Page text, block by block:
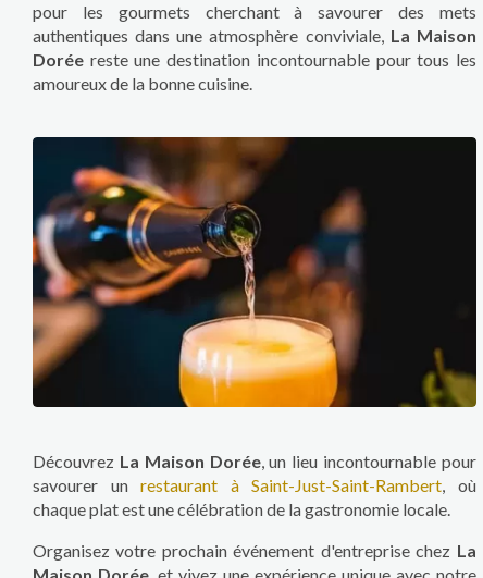
pour les gourmets cherchant à savourer des mets
authentiques dans une atmosphère conviviale, La Maison
Dorée reste une destination incontournable pour tous les
amoureux de la bonne cuisine.
Découvrez La Maison Dorée, un lieu incontournable pour
savourer unrestaurant à Saint-Just-Saint-Rambert , où
chaque plat est une célébration de la gastronomie locale.
Organisez votre prochain événement d'entreprise chez La